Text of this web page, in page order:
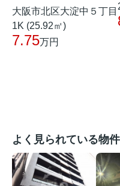
大阪市北区大淀中５丁目
1K (25.92㎡)
7.75万円
よく見られている物件